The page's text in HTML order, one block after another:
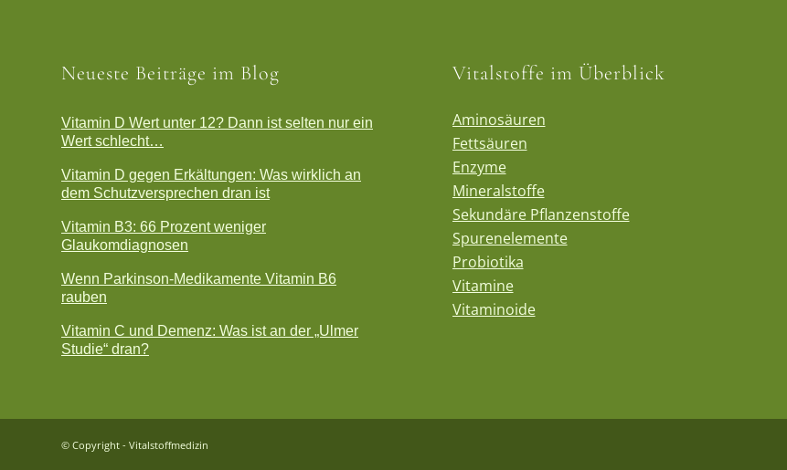
Neueste Beiträge im Blog
Vitamin D Wert unter 12? Dann ist selten nur ein
Wert schlecht…
Vitamin D gegen Erkältungen: Was wirklich an
dem Schutzversprechen dran ist
Vitamin B3: 66 Prozent weniger
Glaukomdiagnosen
Wenn Parkinson-Medikamente Vitamin B6
rauben
Vitamin C und Demenz: Was ist an der „Ulmer
Studie“ dran?
Vitalstoffe im Überblick
Aminosäuren
Fettsäuren
Enzyme
Mineralstoffe
Sekundäre Pflanzenstoffe
Spurenelemente
Probiotika
Vitamine
Vitaminoide
© Copyright - Vitalstoffmedizin